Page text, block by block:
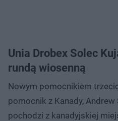
Unia Drobex Solec
rundą wiosenną
Nowym pomocnikiem
pomocnik z Kanady,
pochodzi z kanadyjskiej